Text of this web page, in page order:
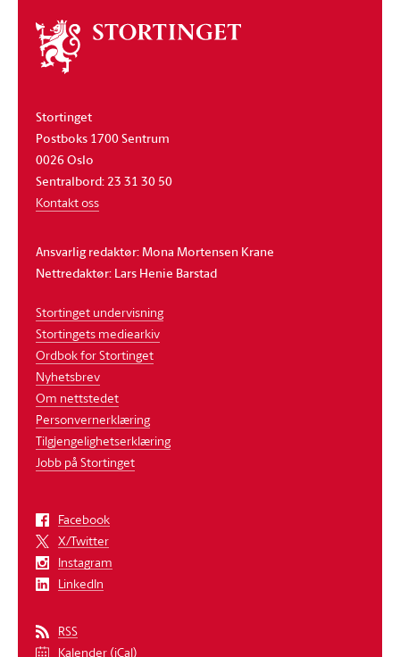
Om
stortinget
Stortinget
Postboks 1700 Sentrum
0026 Oslo
Sentralbord: 23 31 30 50
Kontakt oss
Ansvarlig redaktør: Mona Mortensen Krane
Nettredaktør: Lars Henie Barstad
Stortinget undervisning
Stortingets mediearkiv
Ordbok for Stortinget
Nyhetsbrev
Om nettstedet
Personvernerklæring
Tilgjengelighetserklæring
Jobb på Stortinget
Facebook
X/Twitter
Instagram
LinkedIn
RSS
Kalender (iCal)